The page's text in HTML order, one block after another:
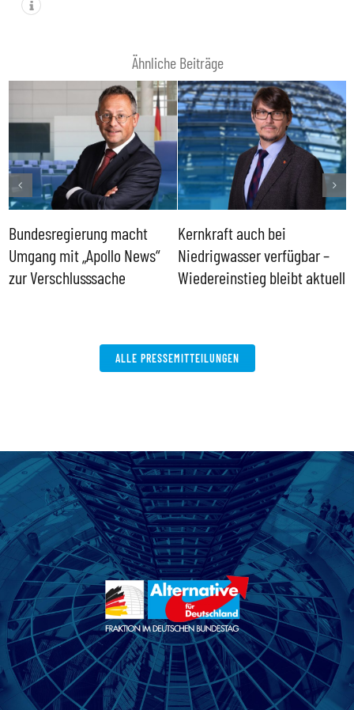
Ähnliche Beiträge
Bundesregierung macht
Umgang mit „Apollo News“
zur Verschlusssache
Kernkraft auch bei
Niedrigwasser verfügbar –
Wiedereinstieg bleibt aktuell
ALLE PRESSEMITTEILUNGEN